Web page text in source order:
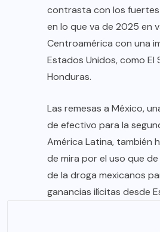
contrasta con los
en lo que va de 2025 en
Centroamérica con una
Estados Unidos, como El
Honduras.
Las remesas a México,
de efectivo para la
América Latina, también
de mira por el uso que
de la droga mexicanos
ganancias ilícitas desde